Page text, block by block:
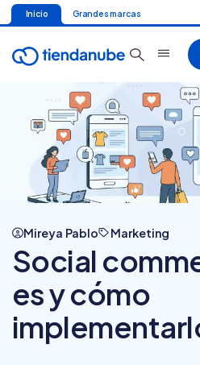
Inicio Grandes marcas
Mireya Pablo Marketing
Social
es y cómo